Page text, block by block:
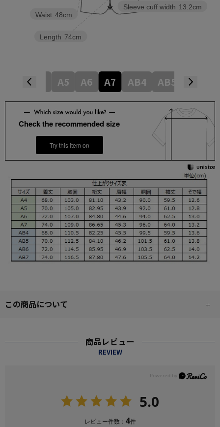
Sleeve cuff width 13.2cm
Length 74cm
Waist 48cm
A5 A6 A7 AB4 AB5 AB6
Check the recommended size
Try this item on
この商品について
商品レビュー
REVIEW
5.0
レビュー件数： 4件